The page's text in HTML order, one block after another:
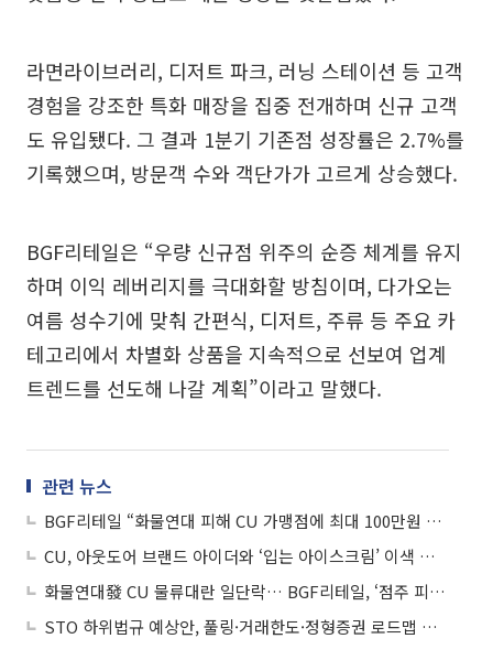
라면라이브러리, 디저트 파크, 러닝 스테이션 등 고객
경험을 강조한 특화 매장을 집중 전개하며 신규 고객
도 유입됐다. 그 결과 1분기 기존점 성장률은 2.7%를
기록했으며, 방문객 수와 객단가가 고르게 상승했다.
BGF리테일은 “우량 신규점 위주의 순증 체계를 유지
하며 이익 레버리지를 극대화할 방침이며, 다가오는
여름 성수기에 맞춰 간편식, 디저트, 주류 등 주요 카
테고리에서 차별화 상품을 지속적으로 선보여 업계
트렌드를 선도해 나갈 계획”이라고 말했다.
관련 뉴스
BGF리테일 “화물연대 피해 CU 가맹점에 최대 100만원 지원”
CU, 아웃도어 브랜드 아이더와 ‘입는 아이스크림’ 이색 협업
화물연대發 CU 물류대란 일단락… BGF리테일, ‘점주 피해 보상·정상화’ 숙제로
STO 하위법규 예상안, 풀링·거래한도·정형증권 로드맵 제시